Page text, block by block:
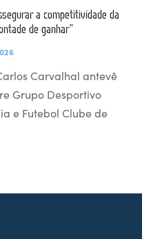
a competitividade da
de ganhar”
Carvalhal antevê
Grupo Desportivo
e Futebol Clube de